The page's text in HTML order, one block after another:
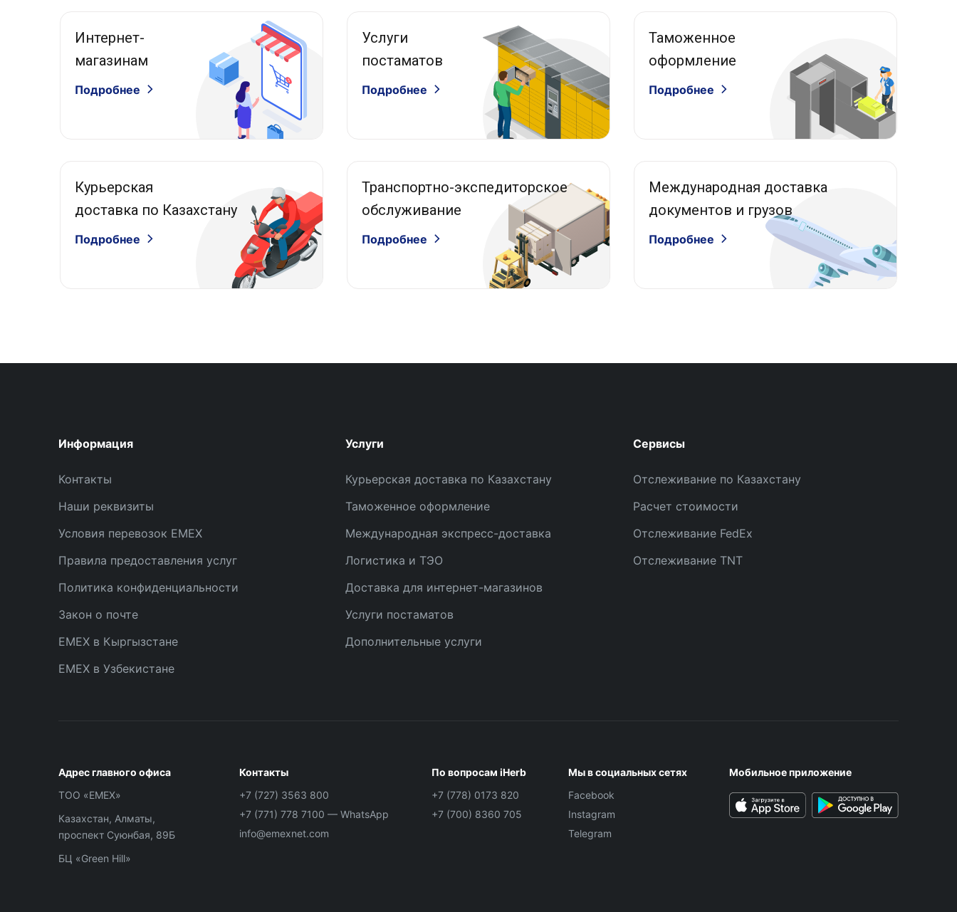
Интернет-
магазинам
Подробнее
Услуги
постаматов
Подробнее
Таможенное
оформление
Подробнее
Курьерская
доставка по Казахстану
Подробнее
Транспортно-экспедиторское
обслуживание
Подробнее
Международная доставка
документов и грузов
Подробнее
Информация
Контакты
Наши реквизиты
Условия перевозок EMEX
Правила предоставления услуг
Политика конфиденциальности
Закон о почте
EMEX в Кыргызстане
EMEX в Узбекистане
Услуги
Курьерская доставка по Казахстану
Таможенное оформление
Международная экспресс-доставка
Логистика и ТЭО
Доставка для интернет-магазинов
Услуги постаматов
Дополнительные услуги
Сервисы
Отслеживание по Казахстану
Расчет стоимости
Отслеживание FedEx
Отслеживание TNT
Адрес главного офиса
ТОО «ЕМЕХ»
Казахстан, Алматы,
проспект Суюнбая, 89Б
БЦ «Green Hill»
Контакты
+7 (727) 3563 800
+7 (771) 778 7100— WhatsApp
info@emexnet.com
По вопросам iHerb
+7 (778) 0173 820
+7 (700) 8360 705
Мы в социальных сетях
Facebook
Instagram
Telegram
Мобильное приложение